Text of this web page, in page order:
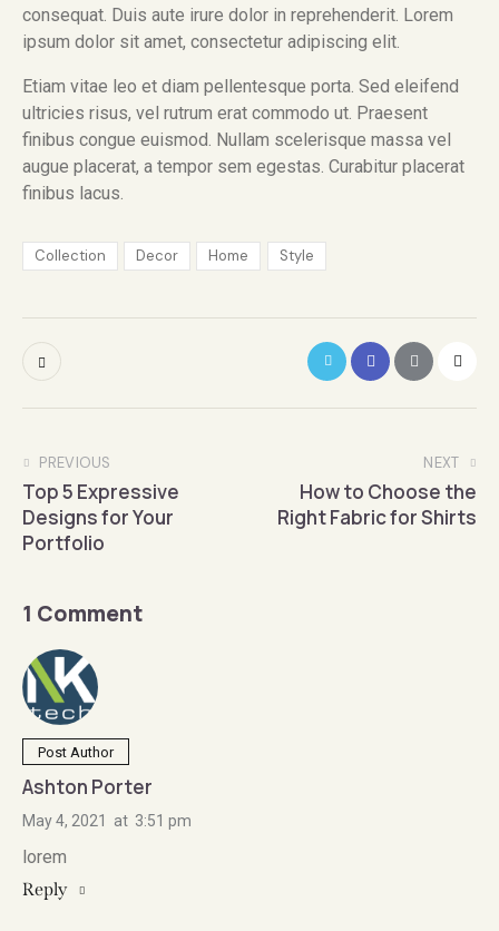
consequat. Duis aute irure dolor in reprehenderit. Lorem
ipsum dolor sit amet, consectetur adipiscing elit.
Etiam vitae leo et diam pellentesque porta. Sed eleifend
ultricies risus, vel rutrum erat commodo ut. Praesent
finibus congue euismod. Nullam scelerisque massa vel
augue placerat, a tempor sem egestas. Curabitur placerat
finibus lacus.
Collection Decor Home Style
PREVIOUS
Top 5 Expressive
Designs for Your
Portfolio
NEXT
How to Choose the
Right Fabric for Shirts
1 Comment
Post Author
Ashton Porter
May 4, 2021 at 3:51 pm
lorem
Reply